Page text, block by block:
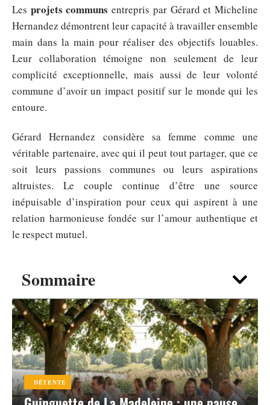
Sommaire
DÉTENTE
Les projets communs entrepris par Gérard et Micheline
Hernandez démontrent leur capacité à travailler ensemble
main dans la main pour réaliser des objectifs louables.
Leur collaboration témoigne non seulement de leur
complicité exceptionnelle, mais aussi de leur volonté
commune d’avoir un impact positif sur le monde qui les
entoure.
Gérard Hernandez considère sa femme comme une
véritable partenaire, avec qui il peut tout partager, que ce
soit leurs passions communes ou leurs aspirations
altruistes. Le couple continue d’être une source
inépuisable d’inspiration pour ceux qui aspirent à une
relation harmonieuse fondée sur l’amour authentique et
le respect mutuel.